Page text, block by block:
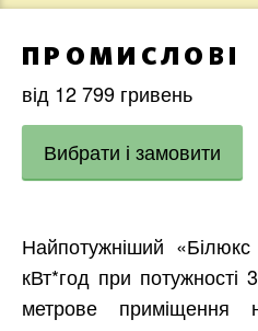
ПРОМИСЛОВІ
від 12 799 гривень
Вибрати і замовити
Найпотужніший
кВт*год при потужності
метрове